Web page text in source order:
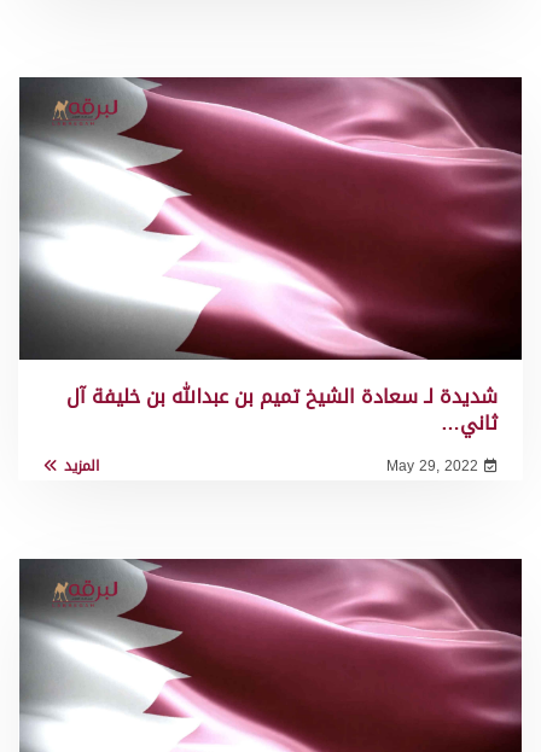
شديدة لـ سعادة الشيخ تميم بن عبدالله بن خليفة آل
ثاني…
May 29, 2022 المزيد